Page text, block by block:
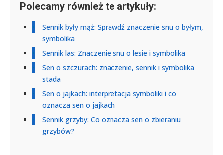
Polecamy również te artykuły:
Sennik były mąż: Sprawdź znaczenie snu o byłym,
symbolika
Sennik las: Znaczenie snu o lesie i symbolika
Sen o szczurach: znaczenie, sennik i symbolika
stada
Sen o jajkach: interpretacja symboliki i co
oznacza sen o jajkach
Sennik grzyby: Co oznacza sen o zbieraniu
grzybów?